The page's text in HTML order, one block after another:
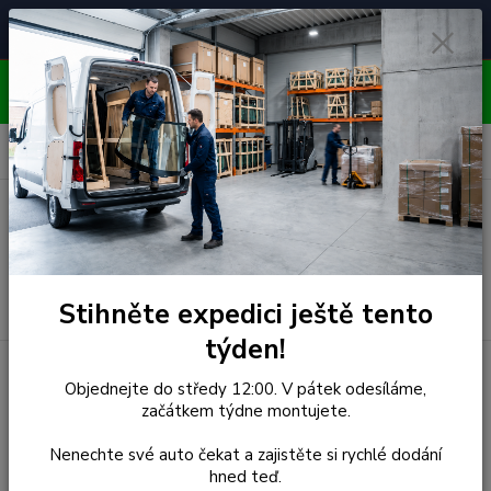
🚘
Čelní skla pro
unikátní vozy
📞
Poradenství
ZDARMA
⭐ 4.7/5 (50 recenzí)
OBJEDNÁVEJTE DO STŘEDY 12:00 - KAŽDÝ PÁTEK
EXPEDUJEME!!
Menu
Hledat
0 ks
za 0,00 Kč
A3/VENTO (r.1994-1998) (LOW BASE)
Čelní Sklo - VOLKSWAGEN
Stihněte expedici ještě tento
týden!
Objednejte do středy 12:00. V pátek odesíláme,
začátkem týdne montujete.
Nenechte své auto čekat a zajistěte si rychlé dodání
hned teď.